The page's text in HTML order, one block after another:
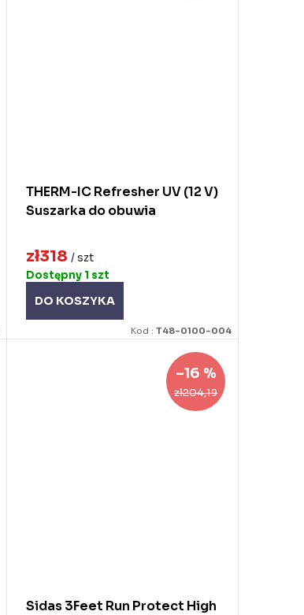
THERM-IC Refresher UV (12 V)
Suszarka do obuwia
zł318 / szt
Dostępny 1 szt
DO KOSZYKA
Kod : T48-0100-004
zł204,19
–16 %
Sidas 3Feet Run Protect High